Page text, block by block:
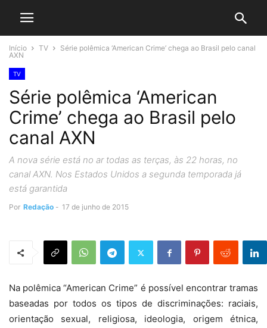
Início TV
Série polêmica ‘American Crime’ chega ao Brasil pelo canal
AXN
TV
Série polêmica ‘American
Crime’ chega ao Brasil pelo
canal AXN
A nova série está no ar todas as terças, às 22 horas, no
canal AXN. Nos Estados Unidos a segunda temporada já
está garantida
Por Redação - 17 de junho de 2015
Na polêmica “American Crime” é possível encontrar tramas
baseadas por todos os tipos de discriminações: raciais,
orientação sexual, religiosa, ideologia, origem étnica,